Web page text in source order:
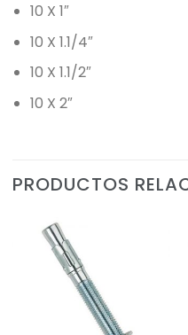
10 X 1″
10 X 1.1/4″
10 X 1.1/2″
10 X 2″
PRODUCTOS